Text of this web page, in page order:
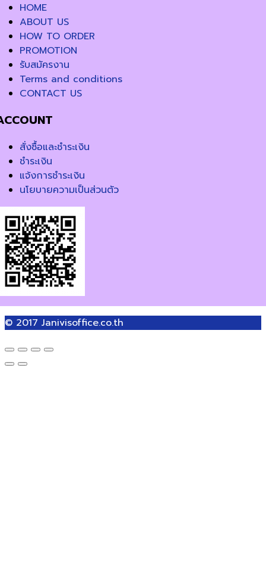
HOME
ABOUT US
HOW TO ORDER
PROMOTION
รับสมัครงาน
Terms and conditions
CONTACT US
สั่งซื้อและชำระเงิน
ชำระเงิน
แจ้งการชำระเงิน
นโยบายความเป็นส่วนตัว
© 2017 Janivisoffice.co.th